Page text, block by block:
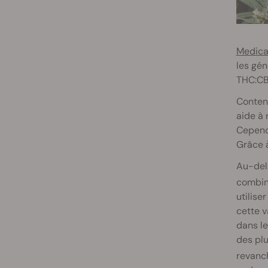
les
aide à
Grâce
Au-
utiliser
cette
dans
des